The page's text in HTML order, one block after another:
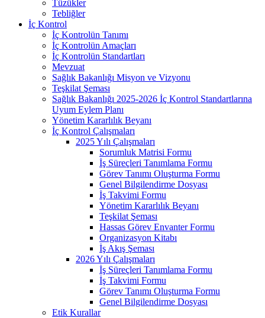
Tüzükler
Tebliğler
İç Kontrol
İç Kontrolün Tanımı
İç Kontrolün Amaçları
İç Kontrolün Standartları
Mevzuat
Sağlık Bakanlığı Misyon ve Vizyonu
Teşkilat Şeması
Sağlık Bakanlığı 2025-2026 İç Kontrol Standartlarına
Uyum Eylem Planı
Yönetim Kararlılık Beyanı
İç Kontrol Çalışmaları
2025 Yılı Çalışmaları
Sorumluk Matrisi Formu
İş Süreçleri Tanımlama Formu
Görev Tanımı Oluşturma Formu
Genel Bilgilendirme Dosyası
İş Takvimi Formu
Yönetim Kararlılık Beyanı
Teşkilat Şeması
Hassas Görev Envanter Formu
Organizasyon Kitabı
İş Akış Şeması
2026 Yılı Çalışmaları
İş Süreçleri Tanımlama Formu
İş Takvimi Formu
Görev Tanımı Oluşturma Formu
Genel Bilgilendirme Dosyası
Etik Kurallar